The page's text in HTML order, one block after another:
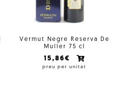
Vermut Negre Reserva De
Muller 75 cl
15,86€
preu per unitat